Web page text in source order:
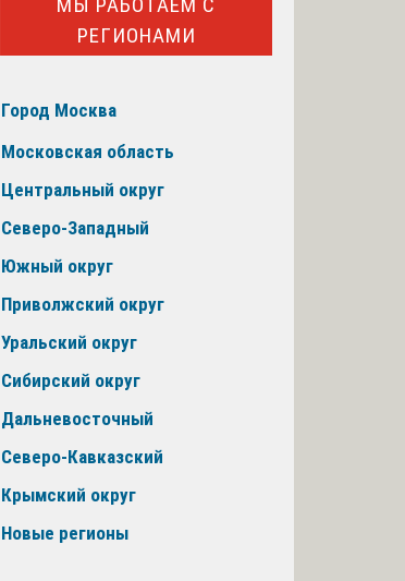
РЕГИОНАМИ
Город Москва
Московская область
Центральный округ
Северо-Западный
Южный округ
Приволжский округ
Уральский округ
Сибирский округ
Дальневосточный
Северо-Кавказский
Крымский округ
Новые регионы